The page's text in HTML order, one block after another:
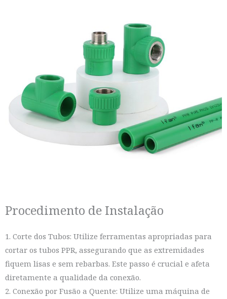
Procedimento de Instalação
1. Corte dos Tubos: Utilize ferramentas apropriadas para
cortar os tubos PPR, assegurando que as extremidades
fiquem lisas e sem rebarbas. Este passo é crucial e afeta
diretamente a qualidade da conexão.
2. Conexão por Fusão a Quente: Utilize uma máquina de